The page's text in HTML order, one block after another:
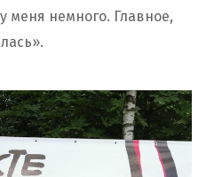
меня немного. Главное,